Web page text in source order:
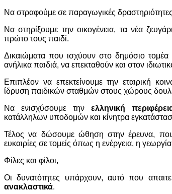
Να στραφούμε σε παραγωγικές
Να στηρίξουμε την οικογένεια, τα νέα
πρώτο τους παιδί.
Δικαιώματα που ισχύουν στο δημόσιο τομέα
ανήλικα παιδιά, να επεκταθούν και στον
Επιπλέον να επεκτείνουμε την εταιρική
ίδρυση παιδικών σταθμών στους χώρους
Να ενισχύσουμε την ελληνική
κατάλληλων υποδομών και κίνητρα
Τέλος να δώσουμε ώθηση στην έρευνα, που
ευκαιρίες σε τομείς όπως η ενέργεια, η
Φίλες και φίλοι,
Οι δυνατότητες υπάρχουν, αυτό που
ανακλαστικά.